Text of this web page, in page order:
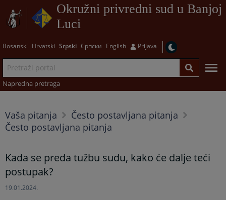
Okružni privredni sud u Banjoj
Luci
Bosanski Hrvatski Srpski Српски English Prijava
Napredna pretraga
Vaša pitanja
Često postavljana pitanja
Često postavljana pitanja
Kada se preda tužbu sudu, kako će dalje teći
postupak?
19.01.2024.